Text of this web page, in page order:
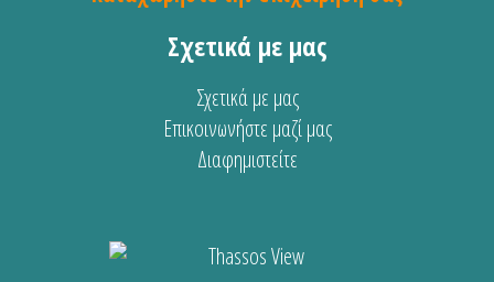
Σχετικά με μας
Σχετικά με μας
Επικοινωνήστε μαζί μας
Διαφημιστείτε